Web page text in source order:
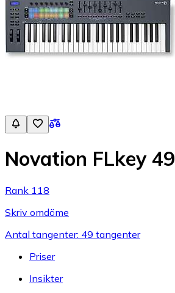
Novation FLkey 49
Rank 118
Skriv omdöme
Antal tangenter: 49 tangenter
Priser
Insikter